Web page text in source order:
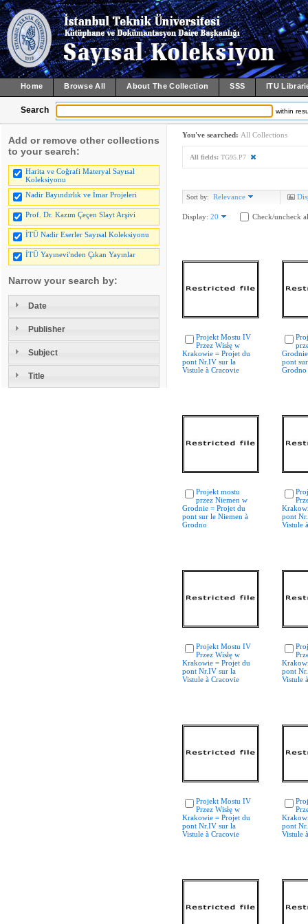
Home Browse All About The Collection SSS ITU
Search within
Add or remove other collections
to your search:
Harita ve Coğrafi Materyal Sayısal
Koleksiyonu
Nadir Bayındırlık ve İmar Projeleri
Prof. Dr. Kazım Çeçen Slayt Arşivi
İTÜ Nadir Eserler Sayısal Koleksiyonu
İTÜ Yayınevi'nden Çıkan Yayınlar
Narrow your search by:
Date
Publisher
Subject
Title
You've searched: All Collections
All fields: TG95.P7
Sort by: Relevance
Display: 20 Check/uncheck
Projekt Mostu IV
Przez Wisłę w
Krakowie = Projet du
pont Nr.IV sur la
Vistule à Cracovie
pont
Grodno
Projekt mostu
przez Niemen w
Grodnie = Projet du
pont sur le Niemen à
Grodno
pont
Vistule
Projekt Mostu IV
Przez Wisłę w
Krakowie = Projet du
pont Nr.IV sur la
Vistule à Cracovie
pont
Vistule
Projekt Mostu IV
Przez Wisłę w
Krakowie = Projet du
pont Nr.IV sur la
Vistule à Cracovie
pont
Vistule